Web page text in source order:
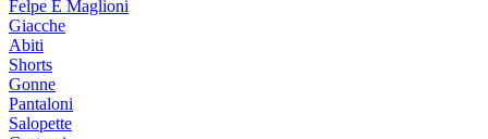
Felpe E Maglioni
Giacche
Abiti
Shorts
Gonne
Pantaloni
Salopette